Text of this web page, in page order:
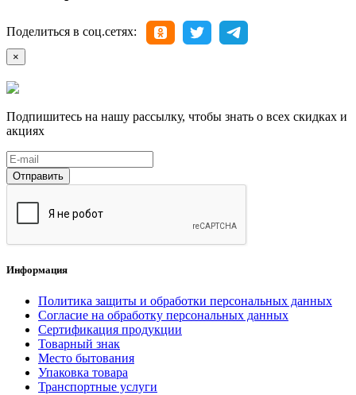
Поделиться в соц.сетях:
×
Подпишитесь на нашу рассылку, чтобы знать о всех скидках и
акциях
Отправить
Информация
Политика защиты и обработки персональных данных
Согласие на обработку персональных данных
Сертификация продукции
Товарный знак
Место бытования
Упаковка товара
Транспортные услуги